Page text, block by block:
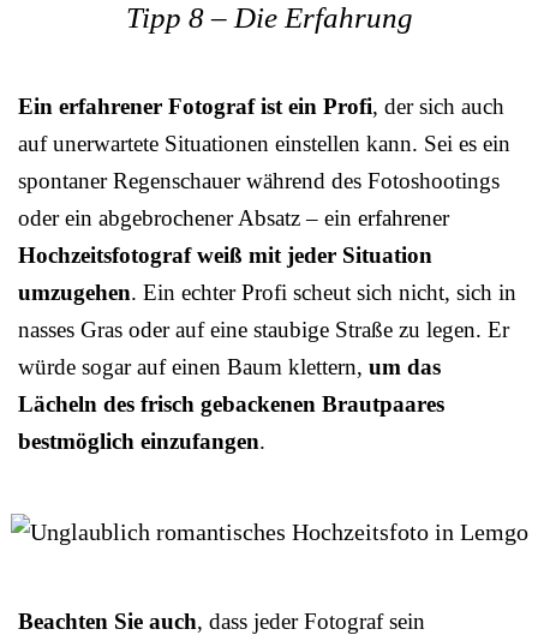
Tipp 8 – Die Erfahrung
Ein erfahrener Fotograf ist ein Profi, der sich auch
auf unerwartete Situationen einstellen kann. Sei es ein
spontaner Regenschauer während des Fotoshootings
oder ein abgebrochener Absatz – ein erfahrener
Hochzeitsfotograf weiß mit jeder Situation
umzugehen. Ein echter Profi scheut sich nicht, sich in
nasses Gras oder auf eine staubige Straße zu legen. Er
würde sogar auf einen Baum klettern, um das
Lächeln des frisch gebackenen Brautpaares
bestmöglich einzufangen.
Beachten Sie auch, dass jeder Fotograf sein